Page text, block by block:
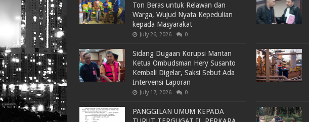
Ton Beras untuk Relawan dan
Warga, Wujud Nyata Kepedulian
kepada Masyarakat
July 26, 2026 0
Sidang Dugaan Korupsi Mantan
Ketua Ombudsman Hery Susanto
Kembali Digelar, Saksi Sebut Ada
Intervensi Laporan
July 17, 2026 0
PANGGILAN UMUM KEPADA